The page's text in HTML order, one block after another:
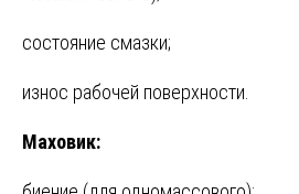
состояние смазки;
износ рабочей поверхности.
Маховик: